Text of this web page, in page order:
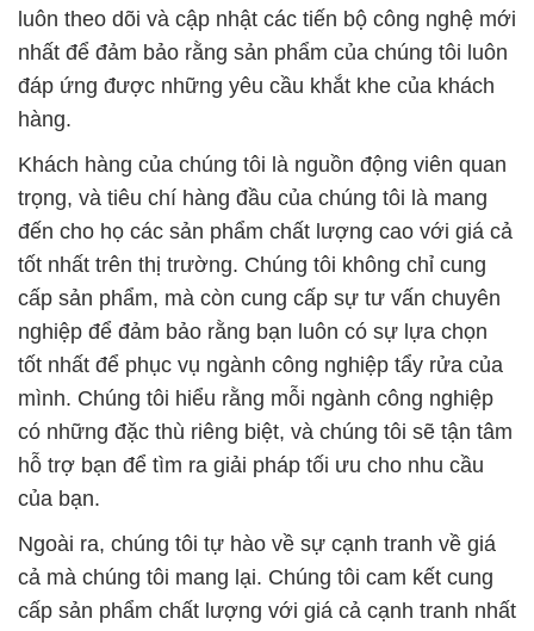
luôn theo dõi và cập nhật các tiến bộ công nghệ mới
nhất để đảm bảo rằng sản phẩm của chúng tôi luôn
đáp ứng được những yêu cầu khắt khe của khách
hàng.
Khách hàng của chúng tôi là nguồn động viên quan
trọng, và tiêu chí hàng đầu của chúng tôi là mang
đến cho họ các sản phẩm chất lượng cao với giá cả
tốt nhất trên thị trường. Chúng tôi không chỉ cung
cấp sản phẩm, mà còn cung cấp sự tư vấn chuyên
nghiệp để đảm bảo rằng bạn luôn có sự lựa chọn
tốt nhất để phục vụ ngành công nghiệp tẩy rửa của
mình. Chúng tôi hiểu rằng mỗi ngành công nghiệp
có những đặc thù riêng biệt, và chúng tôi sẽ tận tâm
hỗ trợ bạn để tìm ra giải pháp tối ưu cho nhu cầu
của bạn.
Ngoài ra, chúng tôi tự hào về sự cạnh tranh về giá
cả mà chúng tôi mang lại. Chúng tôi cam kết cung
cấp sản phẩm chất lượng với giá cả cạnh tranh nhất